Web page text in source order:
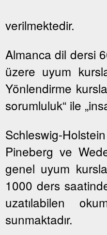
verilmektedir.
Almanca dil dersi
üzere uyum
Yönlendirme
sorumluluk“ ile
Schleswig-
Pineberg ve
genel uyum
1000 ders
uzatılabilen
sunmaktadır.